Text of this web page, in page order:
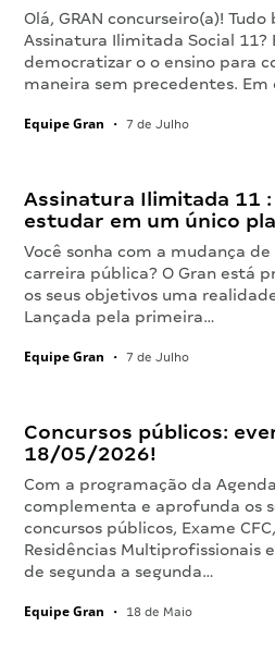
Olá, GRAN concurseiro(a)!
Assinatura Ilimitada Social
democratizar o o ensino para
maneira sem precedentes.
Equipe Gran • 7 de Julho
Assinatura Ilimitada 11 :
estudar em um único
Você sonha com a mudança
carreira pública? O Gran está
os seus objetivos uma
Lançada pela primeira…
Equipe Gran • 7 de Julho
Concursos públicos:
18/05/2026!
Com a programação da
complementa e aprofunda os
concursos públicos, Exame
Residências Multiprofissionais
de segunda a segunda…
Equipe Gran • 18 de Maio